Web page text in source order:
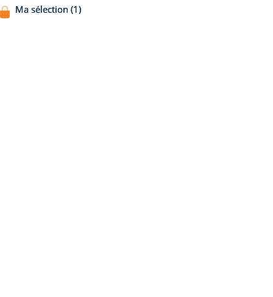
Ma sélection (1)